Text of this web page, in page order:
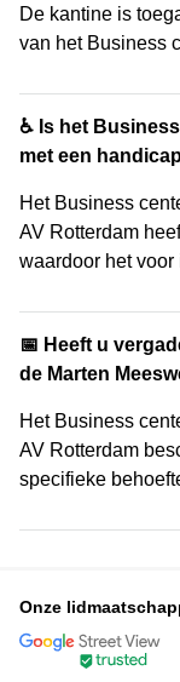
De kantine is
van het Business
♿ Is het
met een
Het Business
AV Rotterdam
waardoor het
📅 Heeft u
de Marten
Het Business
AV Rotterdam
specifieke
Onze